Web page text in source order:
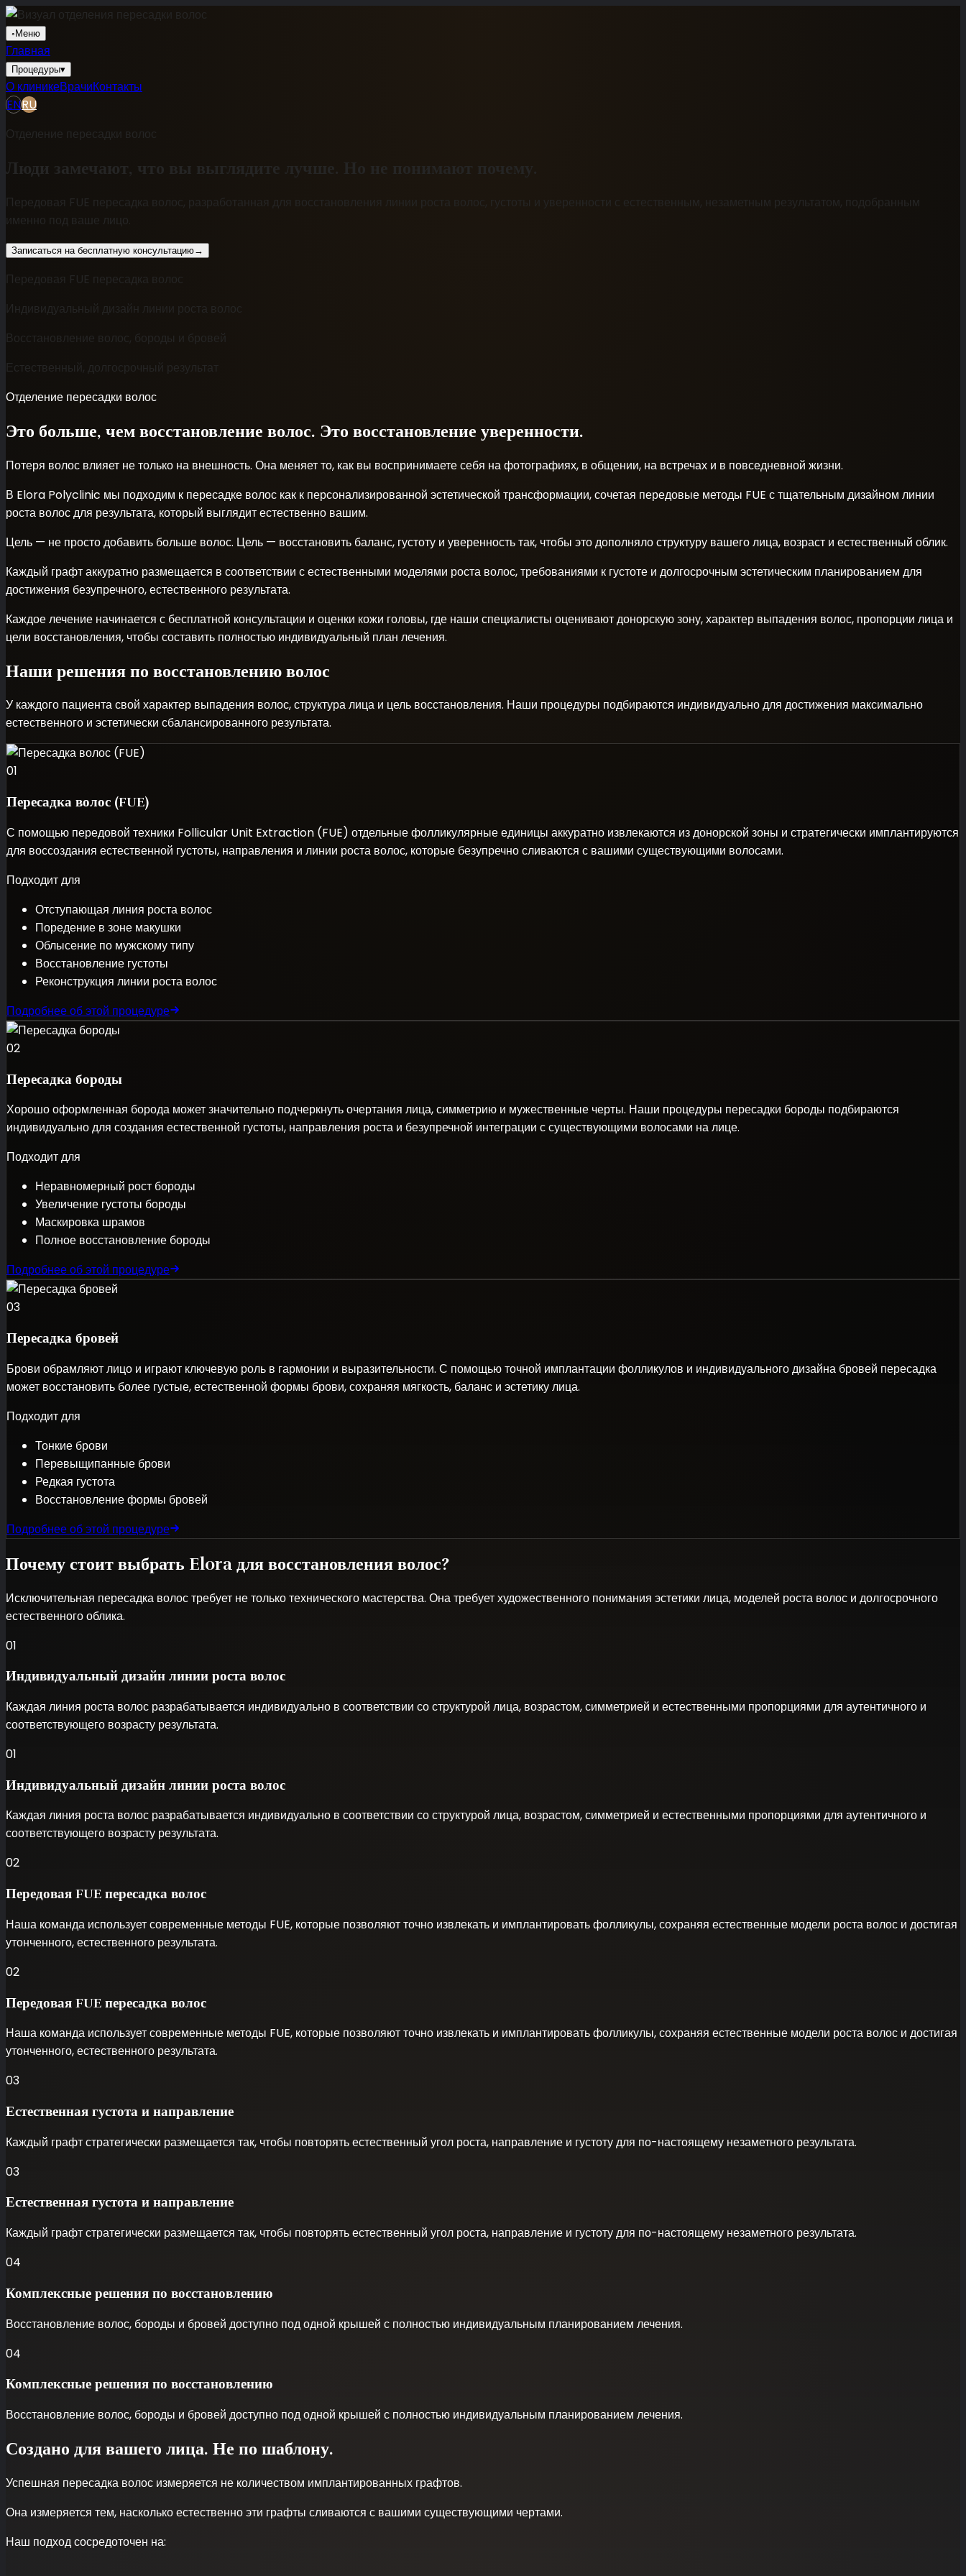
◦ Меню
Главная
Процедуры▾
О клиникеВрачиКонтакты
ENRU
Отделение пересадки волос
Люди замечают, что вы выглядите лучше. Но не понимают почему.
Передовая FUE пересадка волос, разработанная для восстановления линии роста волос, густоты и уверенности с естественным, незаметным результатом, подобранным
именно под ваше лицо.
Записаться на бесплатную консультацию→
Передовая FUE пересадка волос
Индивидуальный дизайн линии роста волос
Восстановление волос, бороды и бровей
Естественный, долгосрочный результат
Отделение пересадки волос
Это больше, чем восстановление волос. Это восстановление уверенности.
Потеря волос влияет не только на внешность. Она меняет то, как вы воспринимаете себя на фотографиях, в общении, на встречах и в повседневной жизни.
В Elora Polyclinic мы подходим к пересадке волос как к персонализированной эстетической трансформации, сочетая передовые методы FUE с тщательным дизайном линии
роста волос для результата, который выглядит естественно вашим.
Цель — не просто добавить больше волос. Цель — восстановить баланс, густоту и уверенность так, чтобы это дополняло структуру вашего лица, возраст и естественный облик.
Каждый графт аккуратно размещается в соответствии с естественными моделями роста волос, требованиями к густоте и долгосрочным эстетическим планированием для
достижения безупречного, естественного результата.
Каждое лечение начинается с бесплатной консультации и оценки кожи головы, где наши специалисты оценивают донорскую зону, характер выпадения волос, пропорции лица и
цели восстановления, чтобы составить полностью индивидуальный план лечения.
Наши решения по восстановлению волос
У каждого пациента свой характер выпадения волос, структура лица и цель восстановления. Наши процедуры подбираются индивидуально для достижения максимально
естественного и эстетически сбалансированного результата.
01
Пересадка волос (FUE)
С помощью передовой техники Follicular Unit Extraction (FUE) отдельные фолликулярные единицы аккуратно извлекаются из донорской зоны и стратегически имплантируются
для воссоздания естественной густоты, направления и линии роста волос, которые безупречно сливаются с вашими существующими волосами.
Подходит для
Отступающая линия роста волос
Поредение в зоне макушки
Облысение по мужскому типу
Восстановление густоты
Реконструкция линии роста волос
Подробнее об этой процедуре
02
Пересадка бороды
Хорошо оформленная борода может значительно подчеркнуть очертания лица, симметрию и мужественные черты. Наши процедуры пересадки бороды подбираются
индивидуально для создания естественной густоты, направления роста и безупречной интеграции с существующими волосами на лице.
Подходит для
Неравномерный рост бороды
Увеличение густоты бороды
Маскировка шрамов
Полное восстановление бороды
Подробнее об этой процедуре
03
Пересадка бровей
Брови обрамляют лицо и играют ключевую роль в гармонии и выразительности. С помощью точной имплантации фолликулов и индивидуального дизайна бровей пересадка
может восстановить более густые, естественной формы брови, сохраняя мягкость, баланс и эстетику лица.
Подходит для
Тонкие брови
Перевыщипанные брови
Редкая густота
Восстановление формы бровей
Подробнее об этой процедуре
Почему стоит выбрать Elora для восстановления волос?
Исключительная пересадка волос требует не только технического мастерства. Она требует художественного понимания эстетики лица, моделей роста волос и долгосрочного
естественного облика.
01
Индивидуальный дизайн линии роста волос
Каждая линия роста волос разрабатывается индивидуально в соответствии со структурой лица, возрастом, симметрией и естественными пропорциями для аутентичного и
соответствующего возрасту результата.
01
Индивидуальный дизайн линии роста волос
Каждая линия роста волос разрабатывается индивидуально в соответствии со структурой лица, возрастом, симметрией и естественными пропорциями для аутентичного и
соответствующего возрасту результата.
02
Передовая FUE пересадка волос
Наша команда использует современные методы FUE, которые позволяют точно извлекать и имплантировать фолликулы, сохраняя естественные модели роста волос и достигая
утонченного, естественного результата.
02
Передовая FUE пересадка волос
Наша команда использует современные методы FUE, которые позволяют точно извлекать и имплантировать фолликулы, сохраняя естественные модели роста волос и достигая
утонченного, естественного результата.
03
Естественная густота и направление
Каждый графт стратегически размещается так, чтобы повторять естественный угол роста, направление и густоту для по-настоящему незаметного результата.
03
Естественная густота и направление
Каждый графт стратегически размещается так, чтобы повторять естественный угол роста, направление и густоту для по-настоящему незаметного результата.
04
Комплексные решения по восстановлению
Восстановление волос, бороды и бровей доступно под одной крышей с полностью индивидуальным планированием лечения.
04
Комплексные решения по восстановлению
Восстановление волос, бороды и бровей доступно под одной крышей с полностью индивидуальным планированием лечения.
Создано для вашего лица. Не по шаблону.
Успешная пересадка волос измеряется не количеством имплантированных графтов.
Она измеряется тем, насколько естественно эти графты сливаются с вашими существующими чертами.
Наш подход сосредоточен на: